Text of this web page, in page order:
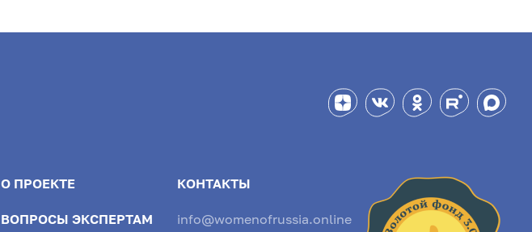
О ПРОЕКТЕ
ВОПРОСЫ ЭКСПЕРТАМ
КОНТАКТЫ
info@womenofrussia.online